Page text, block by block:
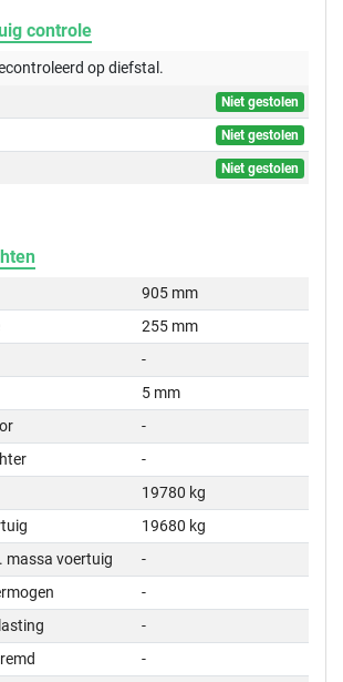
controle
opdiefstal.
Niet gestolen
Niet gestolen
Niet gestolen
905 mm
255 mm
-
5 mm
-
-
19780 kg
19680 kg
massa voertuig
-
-
-
-